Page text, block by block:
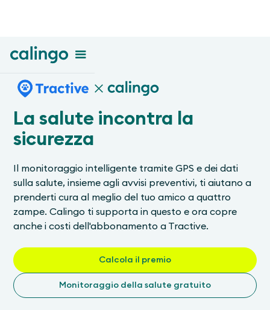
La salute incontra la
sicurezza
Il monitoraggio intelligente tramite GPS e dei dati
sulla salute, insieme agli avvisi preventivi, ti aiutano a
prenderti cura al meglio del tuo amico a quattro
zampe. Calingo ti supporta in questo e ora copre
anche i costi dell'abbonamento a Tractive.
Calcola il premio
Monitoraggio della salute gratuito